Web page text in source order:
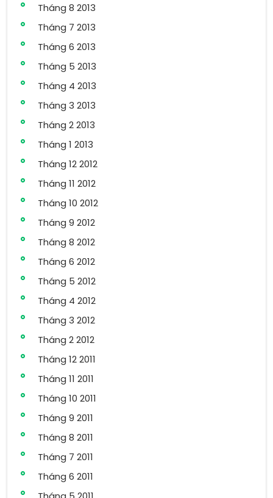
Tháng 8 2013
Tháng 7 2013
Tháng 6 2013
Tháng 5 2013
Tháng 4 2013
Tháng 3 2013
Tháng 2 2013
Tháng 1 2013
Tháng 12 2012
Tháng 11 2012
Tháng 10 2012
Tháng 9 2012
Tháng 8 2012
Tháng 6 2012
Tháng 5 2012
Tháng 4 2012
Tháng 3 2012
Tháng 2 2012
Tháng 12 2011
Tháng 11 2011
Tháng 10 2011
Tháng 9 2011
Tháng 8 2011
Tháng 7 2011
Tháng 6 2011